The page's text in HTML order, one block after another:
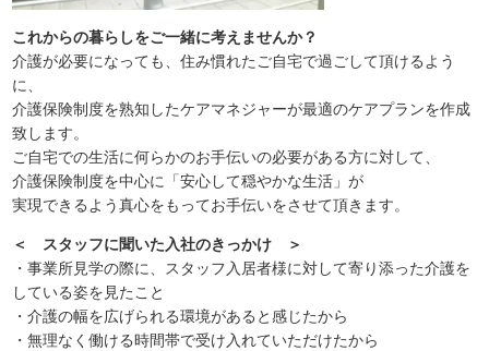
これからの暮らしをご一緒に考えませんか？
介護が必要になっても、住み慣れたご自宅で過ごして頂けるよう
に、
介護保険制度を熟知したケアマネジャーが最適のケアプランを作成
致します。
ご自宅での生活に何らかのお手伝いの必要がある方に対して、
介護保険制度を中心に「安心して穏やかな生活」が
実現できるよう真心をもってお手伝いをさせて頂きます。
＜ スタッフに聞いた入社のきっかけ ＞
・事業所見学の際に、スタッフ入居者様に対して寄り添った介護を
している姿を見たこと
・介護の幅を広げられる環境があると感じたから
・無理なく働ける時間帯で受け入れていただけたから